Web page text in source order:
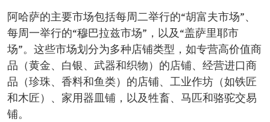
阿哈萨的主要市场包括每周二举行的“胡富夫市场”、
每周一举行的“穆巴拉兹市场”，以及“盖萨里耶市
场”。这些市场划分为多种店铺类型，如专营高价值商
品（黄金、白银、武器和织物）的店铺、经营进口商
品（珍珠、香料和鱼类）的店铺、工业作坊（如铁匠
和木匠）、家用器皿铺，以及牲畜、马匹和骆驼交易
铺。